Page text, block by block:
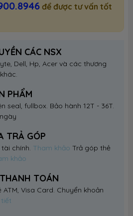
để được tư vấn tốt
CÁC NSX
Dell, Hp, Acer và các thương
PHẨM
seal, fullbox. Bảo hành 12T - 36T.
TRẢ GÓP
chính. Tham khảoTrả góp thẻ
khảo
TOÁN
ATM, Visa Card. Chuyển khoản
tiết